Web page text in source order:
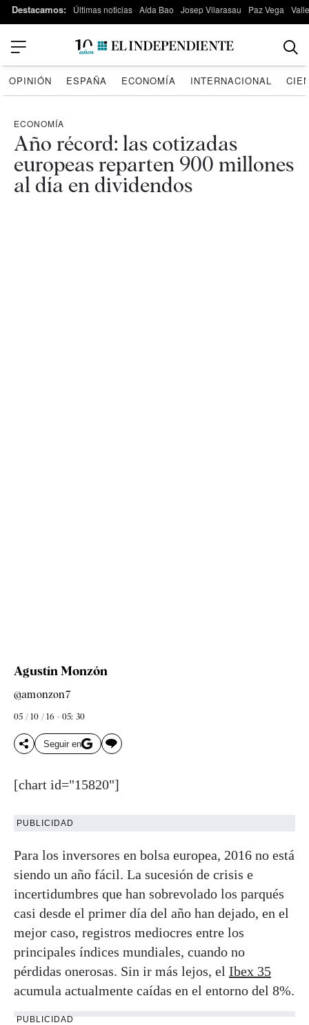
Destacamos: Últimas noticias Aída Bao Josep Vilarasau Paz Vega
OPINIÓN ESPAÑA ECONOMÍA INTERNACIONAL
ECONOMÍA
Año récord: las cotizadas
europeas reparten 900 millones
al día en dividendos
Agustín Monzón
@amonzon7
05 / 10 / 16 - 05: 30
Seguir en
[chart id="15820"]
PUBLICIDAD
Para los inversores en bolsa europea, 2016 no está
siendo un año fácil. La sucesión de crisis e
incertidumbres que han sobrevolado los parqués
casi desde el primer día del año han dejado, en el
mejor caso, registros mediocres entre los
principales índices mundiales, cuando no
pérdidas onerosas. Sin ir más lejos, el Ibex 35
acumula actualmente caídas en el entorno del 8%.
PUBLICIDAD